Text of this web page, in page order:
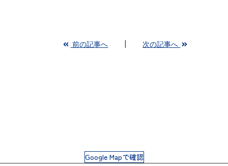
前の記事へ 次の記事へ
Google Mapで確認